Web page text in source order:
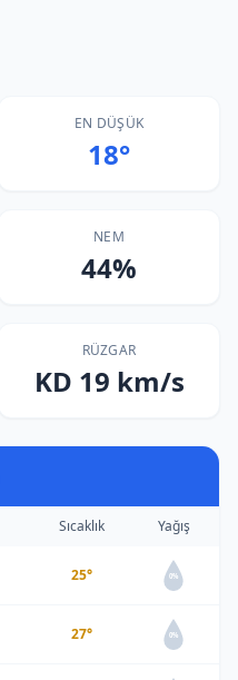
EN DÜŞÜK
18°
NEM
44%
RÜZGAR
KD 19 km/s
Sıcaklık Yağış
25° 0%
27° 0%